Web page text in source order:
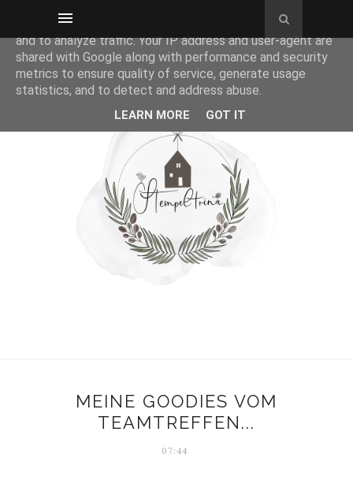
MEINE GOODIES VOM
TEAMTREFFEN...
07:44
This site uses cookies from Google to deliver its services
and to analyze traffic. Your IP address and user-agent are
shared with Google along with performance and security
metrics to ensure quality of service, generate usage
statistics, and to detect and address abuse.
LEARN MORE GOT IT